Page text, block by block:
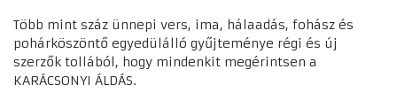
Több mint száz ünnepi vers, ima, hálaadás, fohász és
pohárköszöntő egyedülálló gyűjteménye régi és új
szerzők tollából, hogy mindenkit megérintsen a
KARÁCSONYI ÁLDÁS.